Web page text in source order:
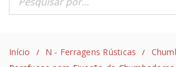
Início / N - Ferragens Rústicas /